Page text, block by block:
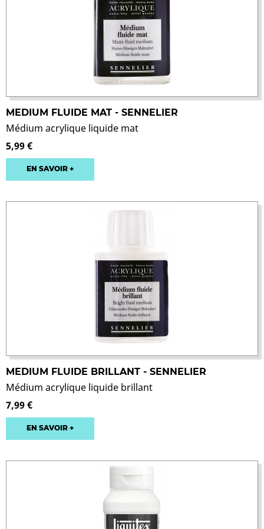
MEDIUM FLUIDE MAT - SENNELIER
Médium acrylique liquide mat
5,99 €
EN SAVOIR +
MEDIUM FLUIDE BRILLANT - SENNELIER
Médium acrylique liquide brillant
7,99 €
EN SAVOIR +